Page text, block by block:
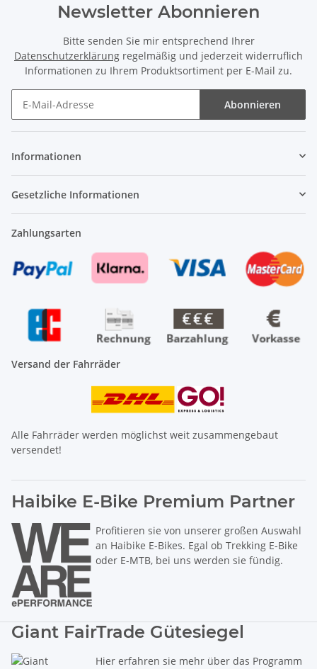
Newsletter Abonnieren
Bitte senden Sie mir entsprechend Ihrer
Datenschutzerklärung regelmäßig und jederzeit widerruflich
Informationen zu Ihrem Produktsortiment per E-Mail zu.
Abonnieren
Informationen
Gesetzliche Informationen
Zahlungsarten
Versand der Fahrräder
Alle Fahrräder werden möglichst weit zusammengebaut
versendet!
Haibike E-Bike Premium Partner
Profitieren sie von unserer großen Auswahl
an Haibike E-Bikes. Egal ob Trekking E-Bike
oder E-MTB, bei uns werden sie fündig.
Giant FairTrade Gütesiegel
Hier erfahren sie mehr über das Programm